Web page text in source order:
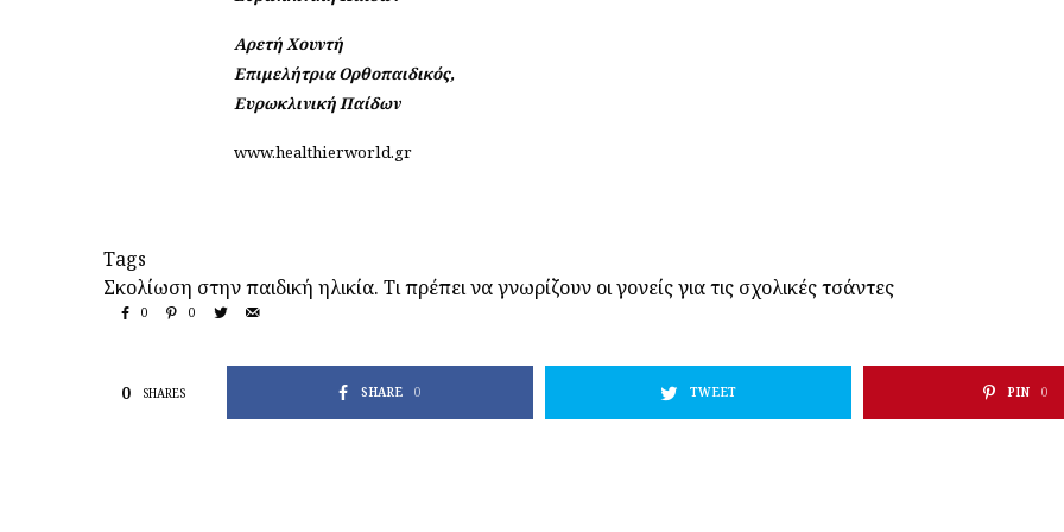
Αρετή Χουντή
Επιμελήτρια Ορθοπαιδικός,
Ευρωκλινική Παίδων
www.healthierworld.gr
Tags
Σκολίωση στην παιδική ηλικία. Τι πρέπει να γνωρίζουν οι γονείς για τις σχολικές τσάντες
0 0
0 SHARES SHARE 0 TWEET PIN 0